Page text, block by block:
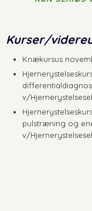
Kurser/
Knækursus
v/
pulstræning og
v/